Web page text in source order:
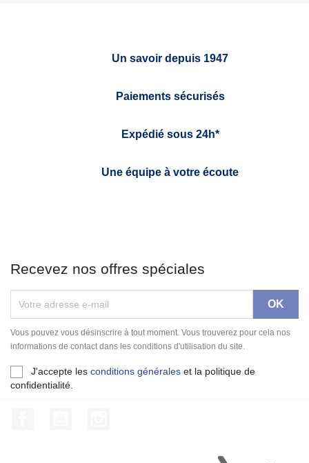
Un savoir depuis 1947
Paiements sécurisés
Expédié sous 24h*
Une équipe à votre écoute
Recevez nos offres spéciales
Vous pouvez vous désinscrire à tout moment. Vous trouverez pour cela nos
informations de contact dans les conditions d'utilisation du site.
J'accepte les conditions générales et la politique de
confidentialité.